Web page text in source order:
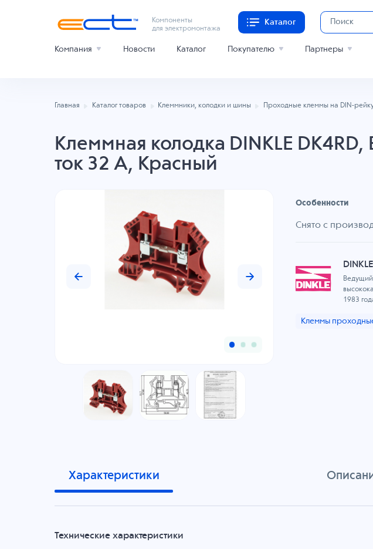
Компоненты
для электромонтажа
Каталог
Компания Новости Каталог Покупателю Партнеры
Главная Каталог товаров Клеммники, колодки и шины Проходные клеммы на DIN-
Клеммная колодка DINKLE
ток 32 A, Красный
Особенности
Снято с
DINKLE
Ведущий
1983
Клеммы
Характеристики
Технические характеристики